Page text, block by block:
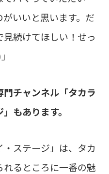
いいと思います。だ
続けてほしい！せっ
門チャンネル「タカラ
もあります。
・ステージ」は、タカ
るところに一番の魅